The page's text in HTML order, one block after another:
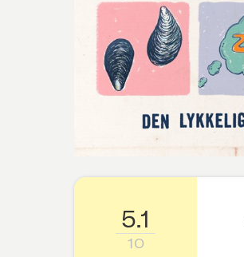
5.1
10